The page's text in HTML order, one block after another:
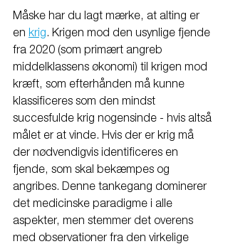
Måske har du lagt mærke, at alting er
en krig. Krigen mod den usynlige fjende
fra 2020 (som primært angreb
middelklassens økonomi) til krigen mod
kræft, som efterhånden må kunne
klassificeres som den mindst
succesfulde krig nogensinde - hvis altså
målet er at vinde. Hvis der er krig må
der nødvendigvis identificeres en
fjende, som skal bekæmpes og
angribes. Denne tankegang dominerer
det medicinske paradigme i alle
aspekter, men stemmer det overens
med observationer fra den virkelige